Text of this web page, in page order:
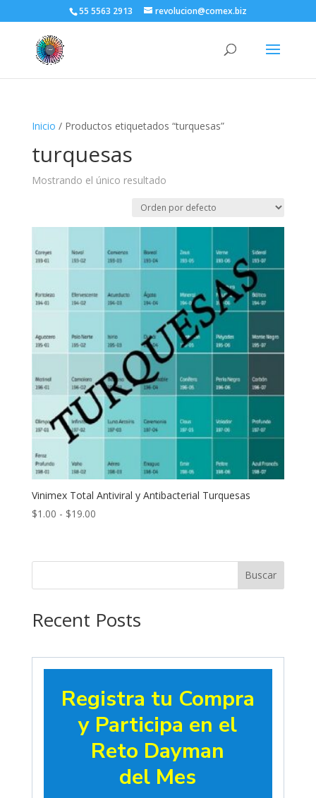
55 5563 2913 revolucion@comex.biz
Inicio / Productos etiquetados “turquesas”
turquesas
Mostrando el único resultado
Vinimex Total Antiviral y Antibacterial Turquesas
$1.00 - $19.00Rango
desde
Buscar
Recent Posts
Registra tu Compra
y Participa en el
Reto Dayman
del Mes